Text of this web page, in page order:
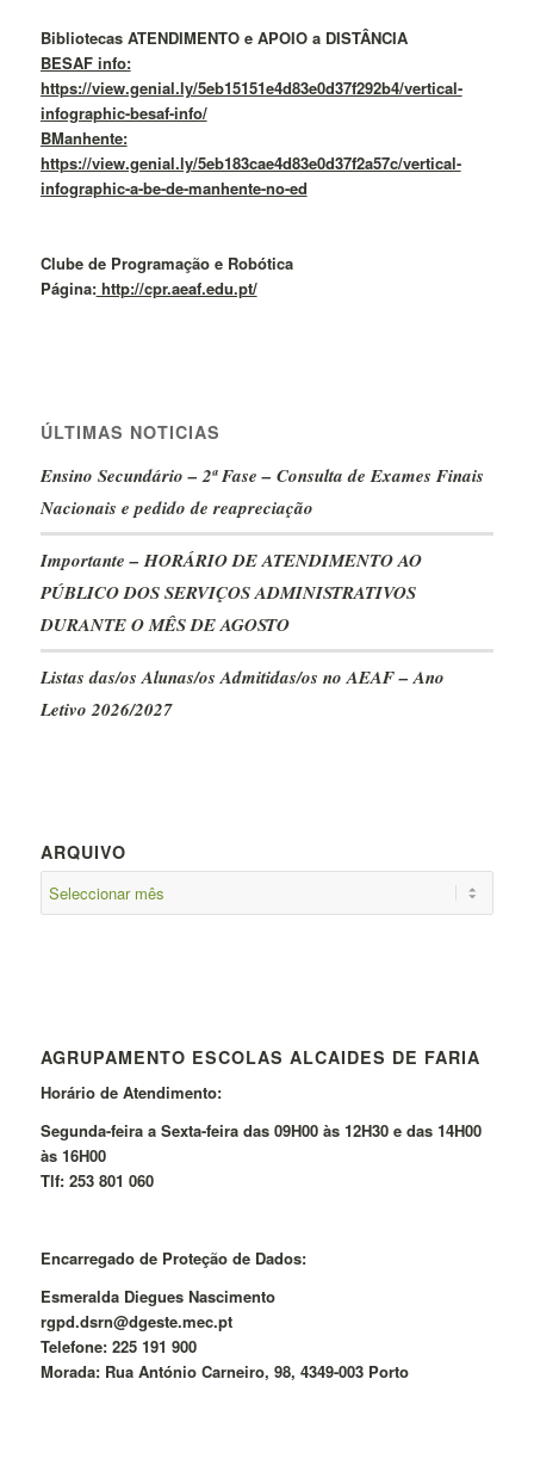
Bibliotecas ATENDIMENTO e APOIO a DISTÂNCIA
BESAF info:
https://view.genial.ly/5eb15151e4d83e0d37f292b4/vertical-
infographic-besaf-info/
BManhente:
https://view.genial.ly/5eb183cae4d83e0d37f2a57c/vertical-
infographic-a-be-de-manhente-no-ed
Clube de Programação e Robótica
Página:http://cpr.aeaf.edu.pt/
ÚLTIMAS NOTICIAS
Ensino Secundário – 2ª Fase – Consulta de Exames Finais
Nacionais e pedido de reapreciação
Importante – HORÁRIO DE ATENDIMENTO AO
PÚBLICO DOS SERVIÇOS ADMINISTRATIVOS
DURANTE O MÊS DE AGOSTO
Listas das/os Alunas/os Admitidas/os no AEAF – Ano
Letivo 2026/2027
ARQUIVO
AGRUPAMENTO ESCOLAS ALCAIDES DE FARIA
Horário de Atendimento:
Segunda-feira a Sexta-feira das 09H00 às 12H30 e das 14H00
às 16H00
Tlf: 253 801 060
Encarregado de Proteção de Dados:
Esmeralda Diegues Nascimento
rgpd.dsrn@dgeste.mec.pt
Telefone: 225 191 900
Morada: Rua António Carneiro, 98, 4349-003 Porto